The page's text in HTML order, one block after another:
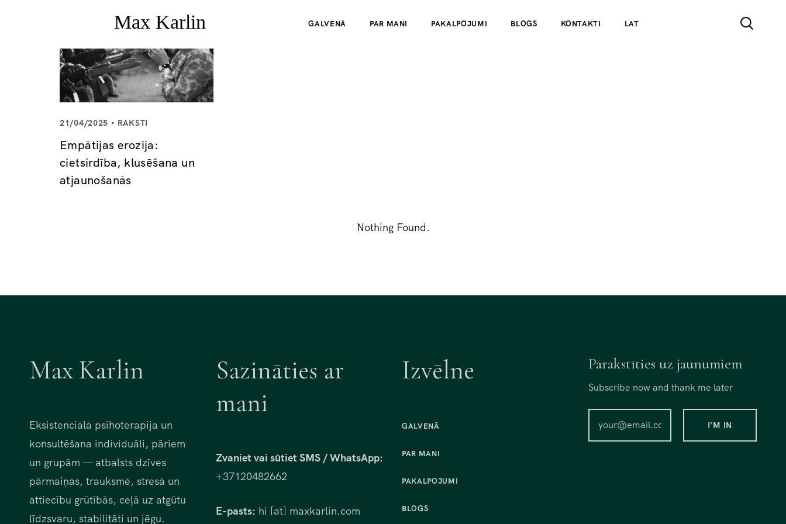
GALVENĀ PAR MANI PAKALPOJUMI BLOGS KONTAKTI LAT
21/04/2025 RAKSTI
Empātijas erozija:
cietsirdība, klusēšana un
atjaunošanās
Nothing Found.
Max Karlin
Eksistenciālā psihoterapija un
konsultēšana individuāli, pāriem
un grupām — atbalsts dzīves
pārmaiņās, trauksmē, stresā un
attiecību grūtībās, ceļā uz atgūtu
līdzsvaru, stabilitāti un jēgu.
Sazināties ar
mani
Zvaniet vai sūtiet SMS / WhatsApp:
+37120482662
E-pasts: hi [at] maxkarlin.com
Izvēlne
GALVENĀ
PAR MANI
PAKALPOJUMI
BLOGS
Parakstīties uz jaunumiem
Subscribe now and thank me later